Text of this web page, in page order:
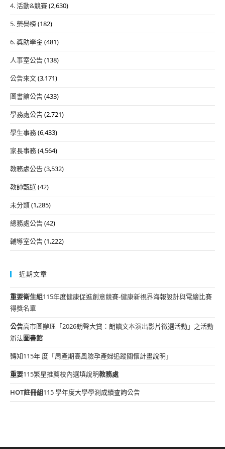
4. 活動&競賽(2,630)
5. 榮譽榜(182)
6. 獎助學金(481)
人事室公告(138)
公告來文(3,171)
圖書館公告(433)
學務處公告(2,721)
學生事務(6,433)
家長事務(4,564)
教務處公告(3,532)
教師甄選(42)
未分類(1,285)
總務處公告(42)
輔導室公告(1,222)
近期文章
重要衛生組115年度健康促進創意競賽-健康新視界海報設計與電繪比賽
得獎名單
公告高市圖辦理「2026朗聲大賞：朗讀文本演出影片徵選活動」之活動
辦法圖書館
轉知115年 度「周產期高風險孕產婦追蹤關懷計畫說明」
重要115繁星推薦校內選填說明教務處
HOT註冊組115 學年度大學學測成績查詢公告